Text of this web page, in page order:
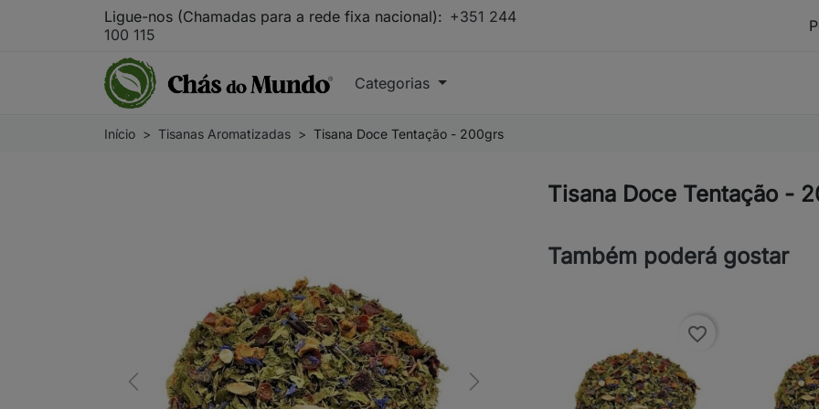
Ligue-nos (Chamadas para a rede fixa nacional): +351 244
100 115
Categorias
Início Tisanas Aromatizadas Tisana Doce Tentação - 200grs
Previous Next
Tisana Doce Tentação -
Também poderá gostar
favorite_border